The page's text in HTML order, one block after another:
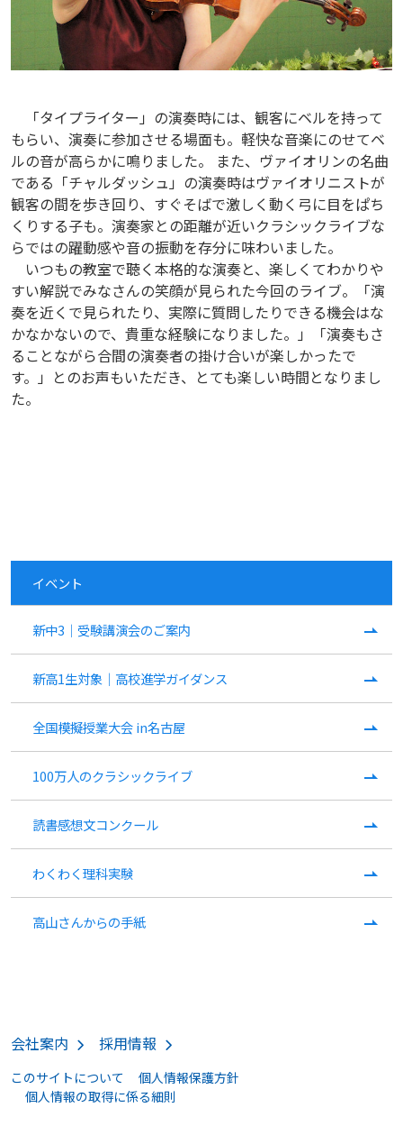
「タイプライター」の演奏時には、観客にベルを持って
もらい、演奏に参加させる場面も。軽快な音楽にのせてベ
ルの音が高らかに鳴りました。 また、ヴァイオリンの名曲
である「チャルダッシュ」の演奏時はヴァイオリニストが
観客の間を歩き回り、すぐそばで激しく動く弓に目をぱち
くりする子も。演奏家との距離が近いクラシックライブな
らではの躍動感や音の振動を存分に味わいました。
いつもの教室で聴く本格的な演奏と、楽しくてわかりや
すい解説でみなさんの笑顔が見られた今回のライブ。「演
奏を近くで見られたり、実際に質問したりできる機会はな
かなかないので、貴重な経験になりました。」「演奏もさ
ることながら合間の演奏者の掛け合いが楽しかったで
す。」とのお声もいただき、とても楽しい時間となりまし
た。
イベント
新中3｜受験講演会のご案内
新高1生対象｜高校進学ガイダンス
全国模擬授業大会 in名古屋
100万人のクラシックライブ
読書感想文コンクール
わくわく理科実験
高山さんからの手紙
会社案内 採用情報
このサイトについて
個人情報保護方針
個人情報の取得に係る細則